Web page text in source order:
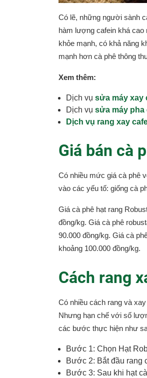
Có lẽ, những người sành
hàm lượng cafein khá
khỏe mạnh, có khả năng
mạnh hơn cà phê thông
Xem thêm:
Dịch vụ sửa máy xay
Dịch vụ sửa máy pha
Dịch vụ rang xay
Giá bán cà
Có nhiều mức giá cà phê
vào các yếu tố: giống cà
Giá cà phê hạt rang
đồng/kg. Giá cà phê
90.000 đồng/kg. Giá cà
khoảng 100.000 đồng/kg.
Cách rang
Có nhiều cách rang và
Nhưng hạn chế với số
các bước thực hiện như
Bước 1: Chọn Hạt
Bước 2: Bắt đầu rang
Bước 3: Sau khi hạt